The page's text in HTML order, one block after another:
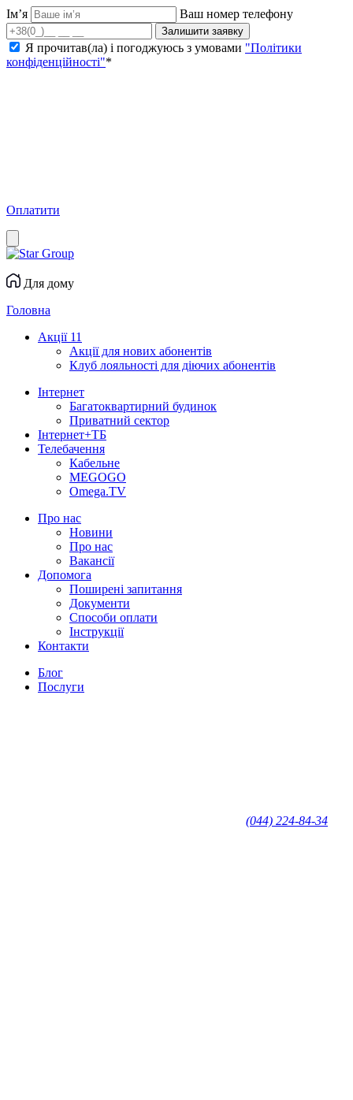
Ім’я Ваш номер телефону
Залишити заявку
Я прочитав(ла) і погоджуюсь з умовами "Політики
конфіденційності"*
Оплатити
Для дому
Головна
Акції 11
Акції для нових абонентів
Клуб лояльності для діючих абонентів
Інтернет
Багатоквартирний будинок
Приватний сектор
Інтернет+ТБ
Телебачення
Кабельне
MEGOGO
Omega.TV
Про нас
Новини
Про нас
Вакансії
Допомога
Поширені запитання
Документи
Способи оплати
Інструкції
Контакти
Блог
Послуги
(044) 224-84-34